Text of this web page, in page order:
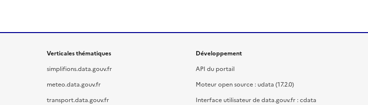
Verticales thématiques
simplifions.data.gouv.fr
meteo.data.gouv.fr
transport.data.gouv.fr
Développement
API du portail
Moteur open source : udata (17.2.0)
Interface utilisateur de data.gouv.fr : cdata